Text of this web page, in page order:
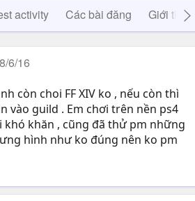
activity Các bài đăng Giới thiệu
6/16
còn choi FF XIV ko , nếu còn thì
vào guild . Em chơi trên nền ps4
khó khăn , cũng đã thử pm những
hình như ko đúng nên ko pm